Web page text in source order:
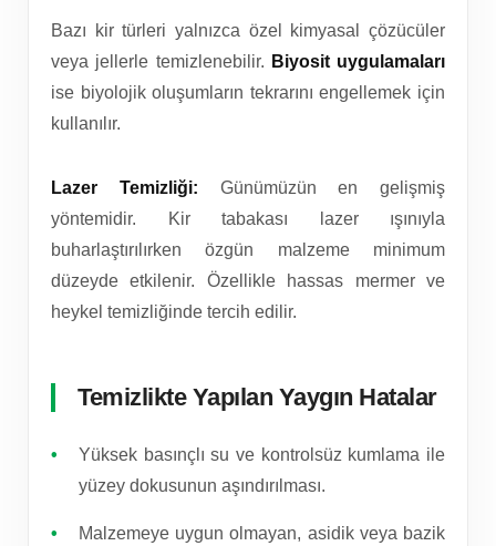
Bazı kir türleri yalnızca özel kimyasal çözücüler
veya jellerle temizlenebilir. Biyosit uygulamaları
ise biyolojik oluşumların tekrarını engellemek için
kullanılır.
Lazer Temizliği: Günümüzün en gelişmiş
yöntemidir. Kir tabakası lazer ışınıyla
buharlaştırılırken özgün malzeme minimum
düzeyde etkilenir. Özellikle hassas mermer ve
heykel temizliğinde tercih edilir.
Temizlikte Yapılan Yaygın Hatalar
Yüksek basınçlı su ve kontrolsüz kumlama ile
yüzey dokusunun aşındırılması.
Malzemeye uygun olmayan, asidik veya bazik